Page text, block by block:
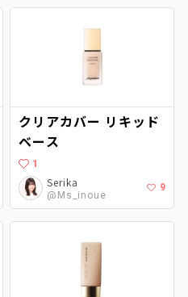
クリアカバー リキッド
ベース
1
Serika
@Ms_inoue
9